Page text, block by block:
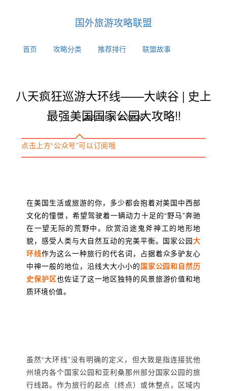
国外旅游攻略联盟
首页 攻略分类 推荐排行 联盟故事
八天疯狂巡游大环线——大峡谷 | 史上
最强美国国家公园大攻略!!
2021-11-25 05:00:38
点击上方“公众号”可以订阅哦
在美国生活或旅游的你，多少都会抱着对美国中西部
文化的憧憬，希望驾驶着一辆动力十足的“野马”奔驰
在一望无际的荒野中。欣赏沿途鬼斧神工的地形地
貌，感受人类与大自然互动的完美平衡。国家公园大
环线作为这么一种旅行的代名词，占据着众多驴友心
中神一般的地位，沿线大大小小的国家公园和自然历
史保护区也佐证了这一地区独特的风景旅游价值和地
质环境价值。
虽然“大环线”没有明确的定义，但大致是指连接犹他
州境内各个国家公园和亚利桑那州部分国家公园的旅
行线路。作为旅行的起点（终点）或休整点，区域内